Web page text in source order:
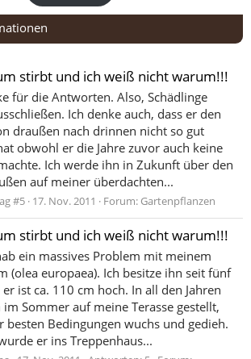
stirbt und ich weiß nicht warum!!!
für die Antworten. Also, Schädlinge
Ich denke auch, dass er den
draußen nach drinnen nicht so gut
obwohl er die Jahre zuvor auch keine
Ich werde ihn in Zukunft über den
auf meiner überdachten...
#5 17. Nov. 2011 Forum: Gartenpflanzen
stirbt und ich weiß nicht warum!!!
ein massives Problem mit meinem
(olea europaea). Ich besitze ihn seit fünf
er ist ca. 110 cm hoch. In all den Jahren
Sommer auf meine Terasse gestellt,
besten Bedingungen wuchs und gedieh.
er ins Treppenhaus...